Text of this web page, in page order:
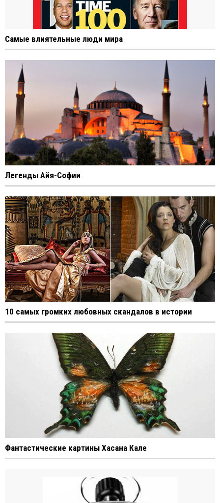
Самые влиятельные люди мира
Легенды Айя-Софии
10 самых громких любовных скандалов в истории
Фантастические картины Хасана Кале